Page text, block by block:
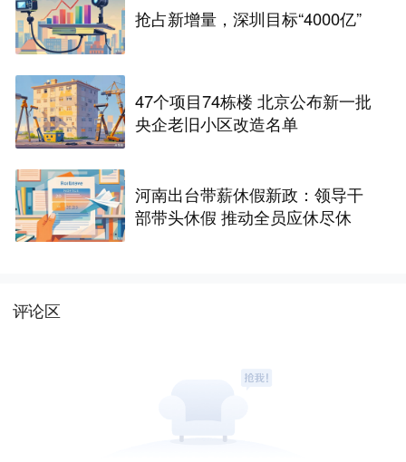
抢占新增量，深圳目标“4000亿”
47个项目74栋楼 北京公布新一批
央企老旧小区改造名单
河南出台带薪休假新政：领导干
部带头休假 推动全员应休尽休
评论区